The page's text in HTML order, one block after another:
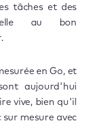
tâches et des
au bon
en Go, et
aujourd'hui
vive, bien qu'il
mesure avec